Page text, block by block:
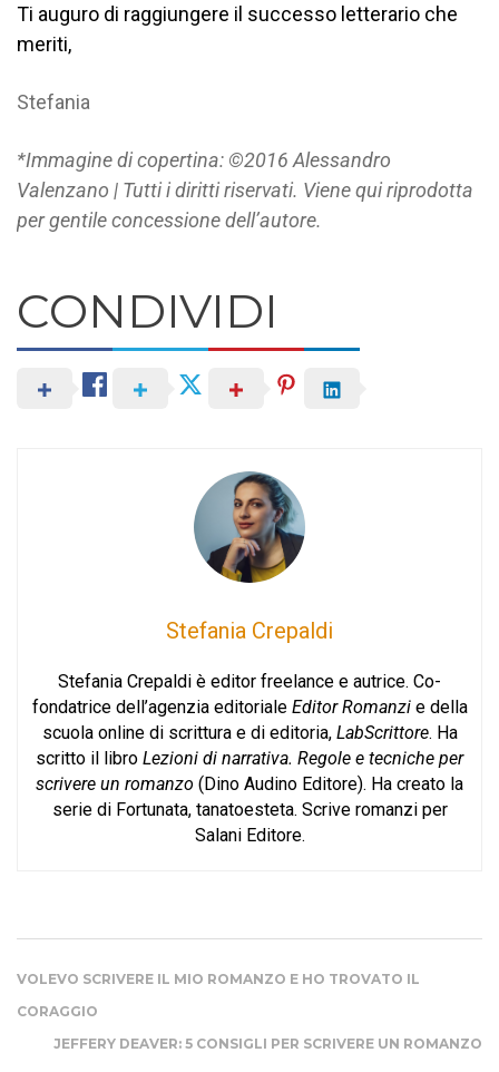
Ti auguro di raggiungere il successo letterario che
meriti,
Stefania
*Immagine di copertina: ©2016 Alessandro
Valenzano | Tutti i diritti riservati. Viene qui riprodotta
per gentile concessione dell’autore.
CONDIVIDI
Stefania Crepaldi
Stefania Crepaldi è editor freelance e autrice. Co-
fondatrice dell’agenzia editoriale Editor Romanzie della
scuola online di scrittura e di editoria, LabScrittore. Ha
scritto il libro Lezioni di narrativa. Regole e tecniche per
scrivere un romanzo (Dino Audino Editore). Ha creato la
serie di Fortunata, tanatoesteta. Scrive romanzi per
Salani Editore.
VOLEVO SCRIVERE IL MIO ROMANZO E HO TROVATO IL
CORAGGIO
JEFFERY DEAVER: 5 CONSIGLI PER SCRIVERE UN ROMANZO